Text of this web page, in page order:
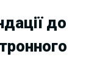
до